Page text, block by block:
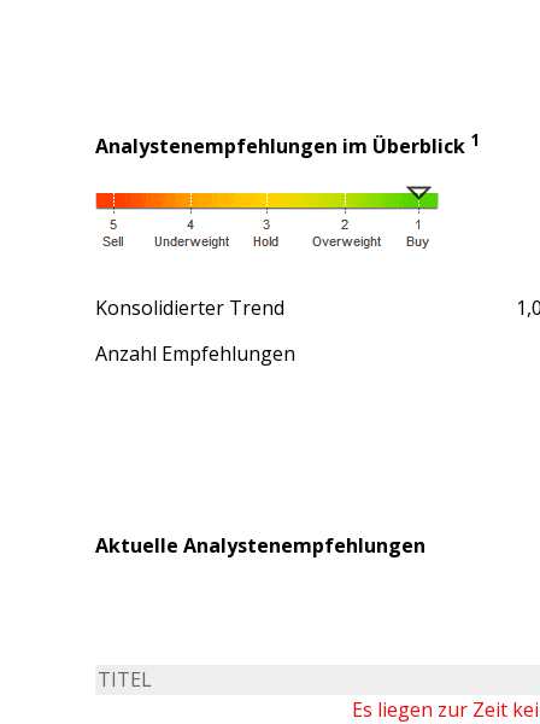
Analystenempfehlungen im Überblick 1
Konsolidierter Trend
Anzahl Empfehlungen
Aktuelle Analystenempfehlungen
TITEL
Es liegen zur Zeit